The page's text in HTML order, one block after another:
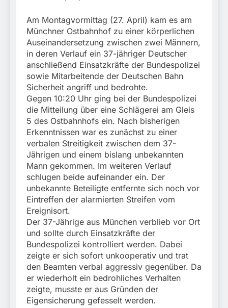
Bahnübergang in Aubing
/ Bundespolizei ermittelt
wegen gefährlichen
Eingriffs in den
Bahnverkehr
Am Montagvormittag (27. April) kam es am
Münchner Ostbahnhof zu einer körperlichen
Auseinandersetzung zwischen zwei Männern,
in deren Verlauf ein 37-jähriger Deutscher
anschließend Einsatzkräfte der Bundespolizei
sowie Mitarbeitende der Deutschen Bahn
Sicherheit angriff und bedrohte.
Gegen 10:20 Uhr ging bei der Bundespolizei
die Mitteilung über eine Schlägerei am Gleis
5 des Ostbahnhofs ein. Nach bisherigen
Erkenntnissen war es zunächst zu einer
verbalen Streitigkeit zwischen dem 37-
Jährigen und einem bislang unbekannten
Mann gekommen. Im weiteren Verlauf
schlugen beide aufeinander ein. Der
unbekannte Beteiligte entfernte sich noch vor
Eintreffen der alarmierten Streifen vom
Ereignisort.
Der 37-Jährige aus München verblieb vor Ort
und sollte durch Einsatzkräfte der
Bundespolizei kontrolliert werden. Dabei
zeigte er sich sofort unkooperativ und trat
den Beamten verbal aggressiv gegenüber. Da
er wiederholt ein bedrohliches Verhalten
zeigte, musste er aus Gründen der
Eigensicherung gefesselt werden.